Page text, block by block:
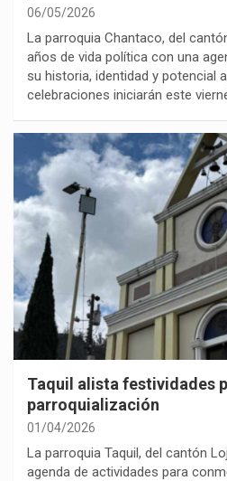
06/05/2026
La parroquia Chantaco, del
años de vida política con una
su historia, identidad y potencial
celebraciones iniciarán este
Taquil alista festividades
parroquialización
01/04/2026
La parroquia Taquil, del cantón
agenda de actividades para